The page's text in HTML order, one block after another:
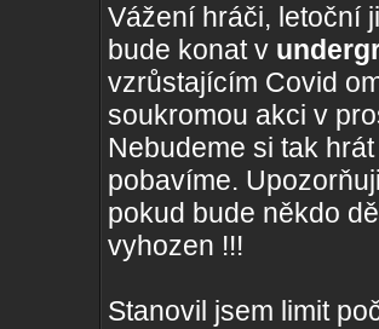
Vážení hráči, letoční
bude konat v
vzrůstajícím Covid
soukromou akci v
Nebudeme si tak
pobavíme.
pokud bude někdo
vyhozen !!!
Stanovil jsem limit